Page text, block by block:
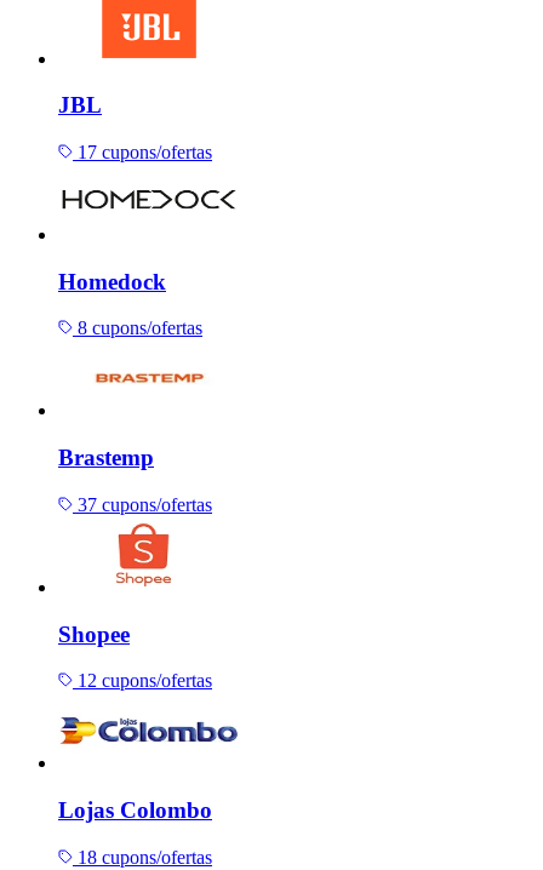
JBL
17 cupons/ofertas
Homedock
8 cupons/ofertas
Brastemp
37 cupons/ofertas
Shopee
12 cupons/ofertas
Lojas Colombo
18 cupons/ofertas